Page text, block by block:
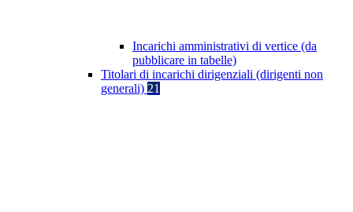
Incarichi amministrativi di vertice (da
pubblicare in tabelle)
Titolari di incarichi dirigenziali (dirigenti non
generali) 21